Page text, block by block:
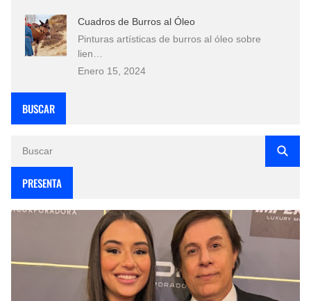
Cuadros de Burros al Óleo
Pinturas artísticas de burros al óleo sobre
lien…
Enero 15, 2024
BUSCAR
PRESENTA